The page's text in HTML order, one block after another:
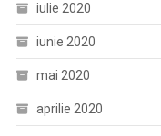
iulie 2020
iunie 2020
mai 2020
aprilie 2020